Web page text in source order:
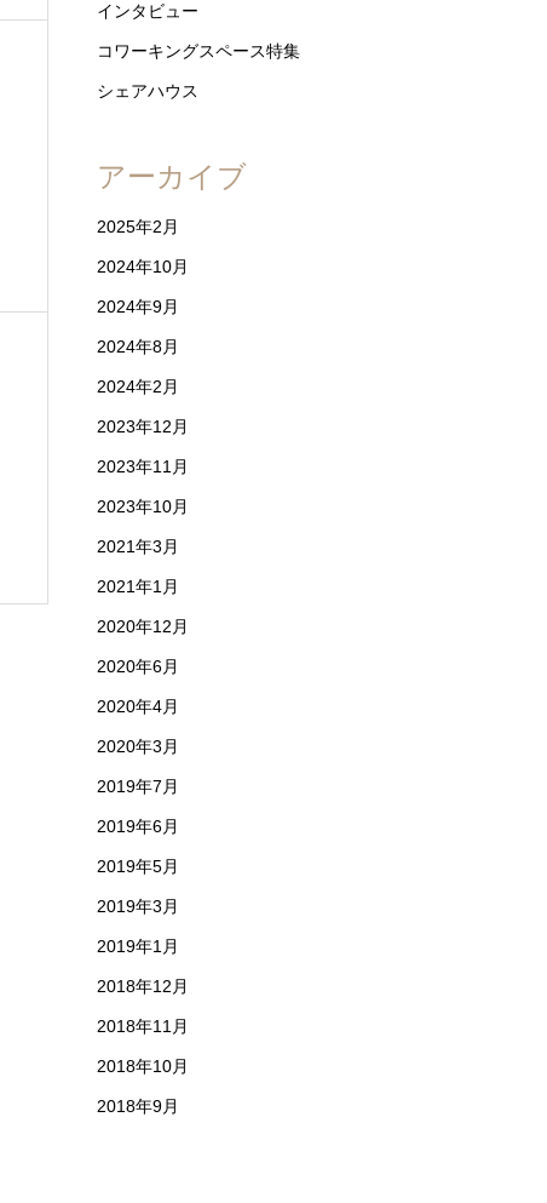
インタビュー
コワーキングスペース特集
シェアハウス
アーカイブ
2025年2月
2024年10月
2024年9月
2024年8月
2024年2月
2023年12月
2023年11月
2023年10月
2021年3月
2021年1月
2020年12月
2020年6月
2020年4月
2020年3月
2019年7月
2019年6月
2019年5月
2019年3月
2019年1月
2018年12月
2018年11月
2018年10月
2018年9月